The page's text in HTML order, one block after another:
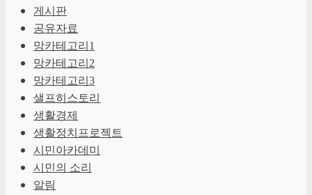
게시판
공유자료
망카테고리1
망카테고리2
망카테고리3
샐프히스토리
생활경제
생활정치프로젝트
시민아카데미
시민의 소리
알림